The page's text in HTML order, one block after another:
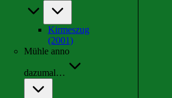
Kirmeszug
(2001)
Mühle anno
dazumal…